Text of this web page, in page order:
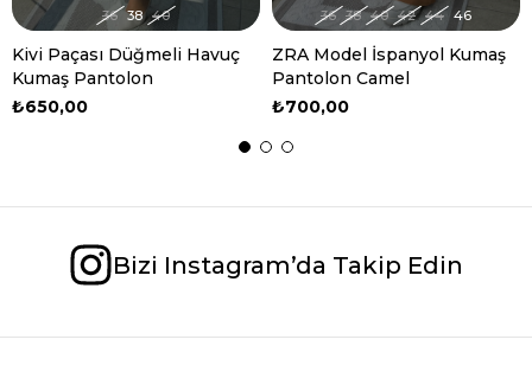
Kivi Paçası Düğmeli Havuç
Kumaş Pantolon
₺650,00
36 38 40
ZRA Model İspanyol Kumaş
Pantolon Camel
₺700,00
36 38 40 42 44 46
Bizi Instagram’da Takip Edin